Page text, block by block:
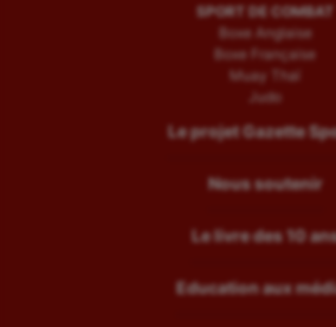
SPORT DE COMBAT
Boxe Anglaise
Boxe Française
Muay Thaï
Judo
Le projet Gazette
Nous soutenir
Le livre des 10
Education aux